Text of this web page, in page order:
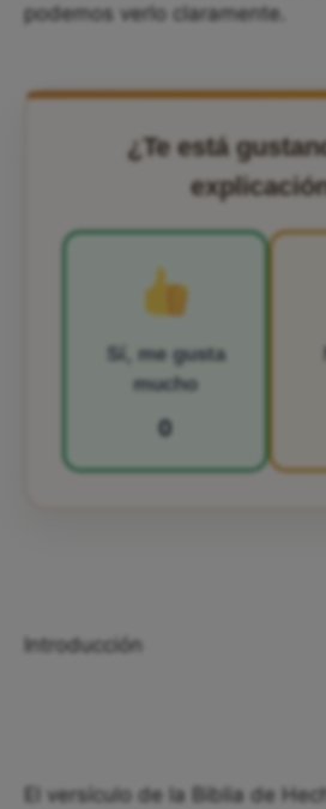
podemos verlo claramente.
¿Te está
Sí, me gusta
mucho
0
Introducción
El versículo de la Biblia de